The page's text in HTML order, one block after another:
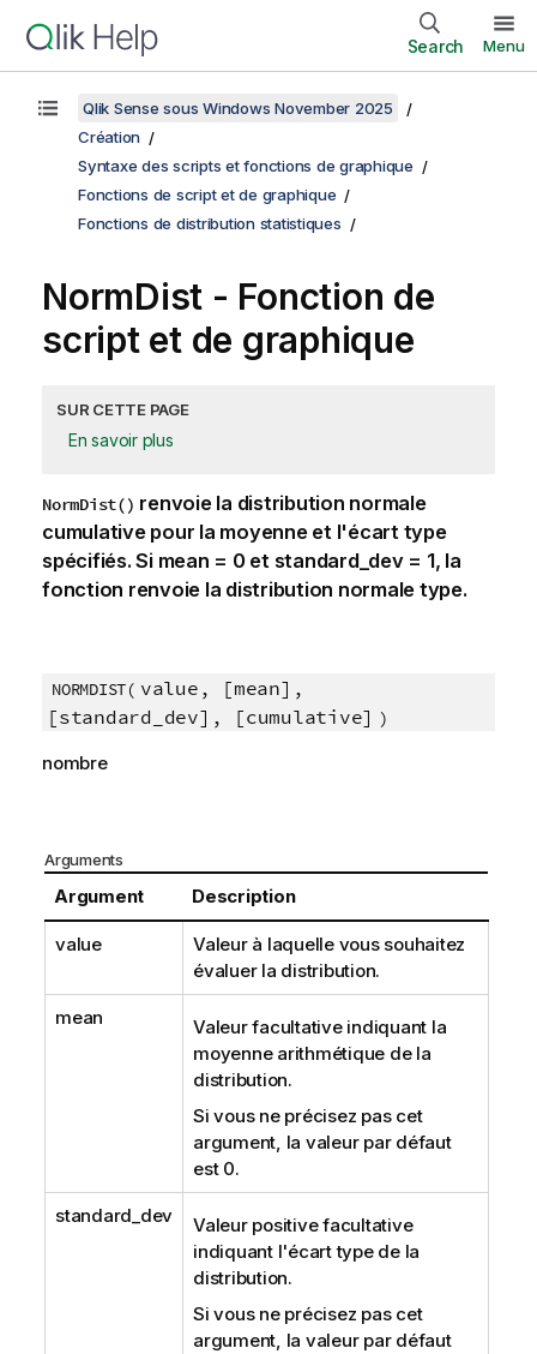
Search Menu
Qlik Sense sous Windows November 2025
Création
Syntaxe des scripts et fonctions de graphique
Fonctions de script et de graphique
Fonctions de distribution statistiques
NormDist - Fonction de
script et de graphique
SUR CETTE PAGE
En savoir plus
NormDist() renvoie la distribution normale
cumulative pour la moyenne et l'écart type
spécifiés. Si mean = 0 et standard_dev = 1, la
fonction renvoie la distribution normale type.
NORMDIST( value, [mean],
[standard_dev], [cumulative] )
nombre
Arguments
Argument Description
value
Valeur à laquelle vous souhaitez
évaluer la distribution.
mean
Valeur facultative indiquant la
moyenne arithmétique de la
distribution.
Si vous ne précisez pas cet
argument, la valeur par défaut
est 0.
standard_dev
Valeur positive facultative
indiquant l'écart type de la
distribution.
Si vous ne précisez pas cet
argument, la valeur par défaut